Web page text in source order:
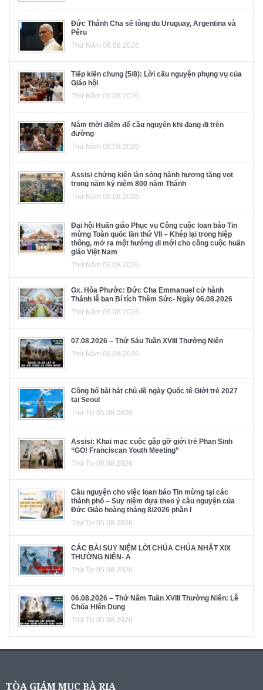
Đức Thánh Cha sẽ tông du Uruguay, Argentina và
Pêru
Thứ Năm 06.08.2026
Tiếp kiến chung (5/8): Lời cầu nguyện phụng vụ của
Giáo hội
Thứ Năm 06.08.2026
Năm thời điểm để cầu nguyện khi đang đi trên
đường
Thứ Năm 06.08.2026
Assisi chứng kiến làn sóng hành hương tăng vọt
trong năm kỷ niệm 800 năm Thánh
Thứ Năm 06.08.2026
Đại hội Huấn giáo Phục vụ Công cuộc loan báo Tin
mừng Toàn quốc lần thứ VII – Khép lại trong hiệp
thông, mở ra một hướng đi mới cho công cuộc huấn
giáo Việt Nam
Thứ Năm 06.08.2026
Gx. Hòa Phước: Đức Cha Emmanuel cử hành
Thánh lễ ban Bí tích Thêm Sức- Ngày 06.08.2026
Thứ Năm 06.08.2026
07.08.2026 – Thứ Sáu Tuần XVIII Thường Niên
Thứ Năm 06.08.2026
Công bố bài hát chủ đề ngày Quốc tế Giới trẻ 2027
tại Seoul
Thứ Tư 05.08.2026
Assisi: Khai mạc cuộc gặp gỡ giới trẻ Phan Sinh
“GO! Franciscan Youth Meeting”
Thứ Tư 05.08.2026
Cầu nguyện cho việc loan báo Tin mừng tại các
thành phố – Suy niệm dựa theo ý cầu nguyện của
Đức Giáo hoàng tháng 8/2026 phần I
Thứ Tư 05.08.2026
CÁC BÀI SUY NIỆM LỜI CHÚA CHÚA NHẬT XIX
THƯỜNG NIÊN- A
Thứ Tư 05.08.2026
06.08.2026 – Thứ Năm Tuần XVIII Thường Niên: Lễ
Chúa Hiển Dung
Thứ Tư 05.08.2026
TÒA GIÁM MỤC BÀ RỊA